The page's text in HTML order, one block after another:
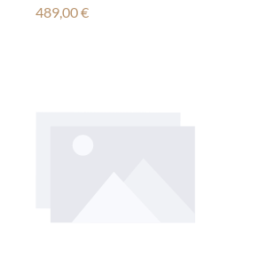
Regulärer Preis:
489,00 €